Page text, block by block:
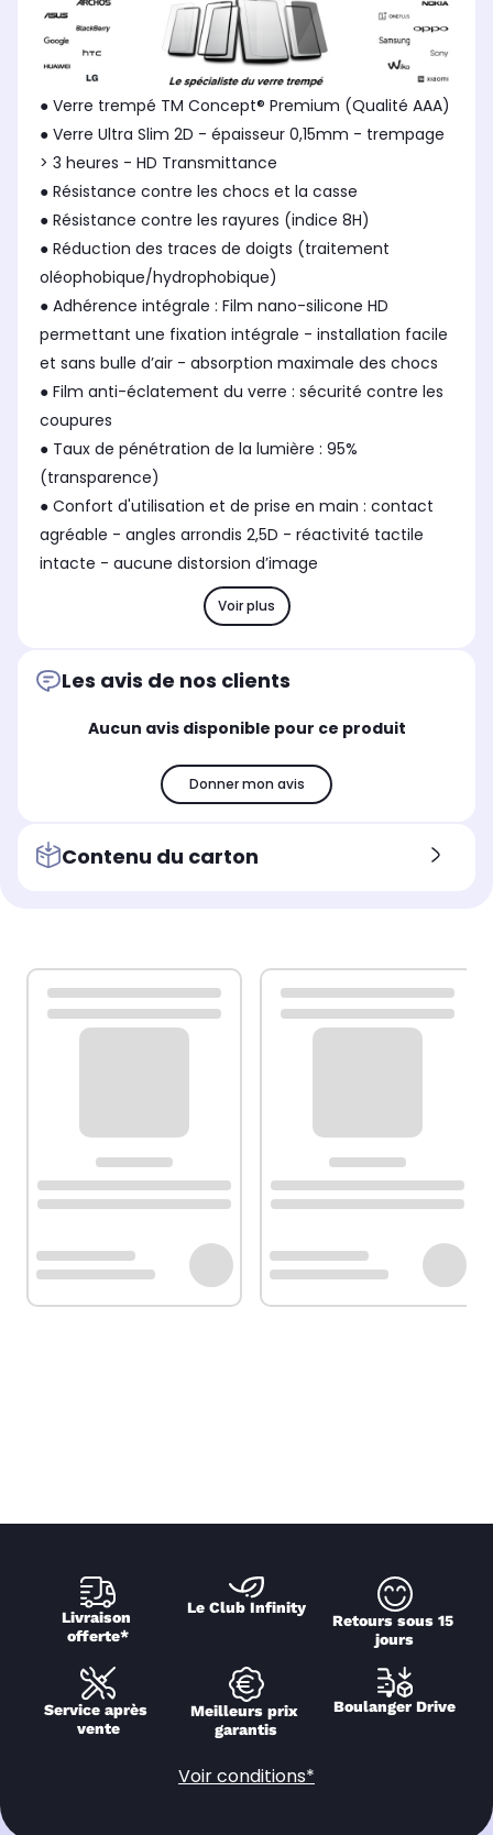
● Verre trempé TM Concept® Premium (Qualité AAA)
● Verre Ultra Slim 2D - épaisseur 0,15mm - trempage
> 3 heures - HD Transmittance
● Résistance contre les chocs et la casse
● Résistance contre les rayures (indice 8H)
● Réduction des traces de doigts (traitement
oléophobique/hydrophobique)
● Adhérence intégrale : Film nano-silicone HD
permettant une fixation intégrale - installation facile
et sans bulle d’air - absorption maximale des chocs
● Film anti-éclatement du verre : sécurité contre les
coupures
● Taux de pénétration de la lumière : 95%
(transparence)
● Confort d'utilisation et de prise en main : contact
agréable - angles arrondis 2,5D - réactivité tactile
intacte - aucune distorsion d’image
Voir plus
Les avis de nos clients
Aucun avis disponible pour ce produit
Donner mon avis
Contenu du carton
Livraison
offerte*
Le Club Infinity
Retours sous 15
jours
Service après
vente
Meilleurs prix
garantis
Boulanger Drive
Voir conditions*